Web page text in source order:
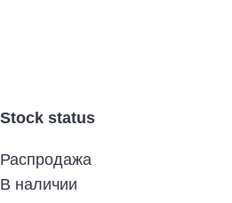
Stock status
Распродажа
В наличии